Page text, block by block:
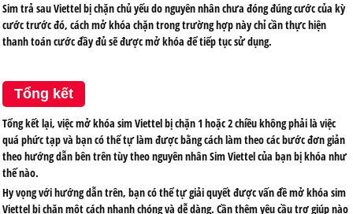
Sim trả sau Viettel bị chặn chủ yếu do nguyên nhân chưa đóng đúng cước của kỳ
cước trước đó, cách mở khóa chặn trong trường hợp này chỉ cần thực hiện
thanh toán cước đầy đủ sẽ được mở khóa để tiếp tục sử dụng.
Tổng kết
Tổng kết lại, việc mở khóa sim Viettel bị chặn 1 hoặc 2 chiều không phải là việc
quá phức tạp và bạn có thể tự làm được bằng cách làm theo các bước đơn giản
theo hướng dẫn bên trên tùy theo nguyên nhân Sim Viettel của bạn bị khóa như
thế nào.
Hy vọng với hướng dẫn trên, bạn có thể tự giải quyết được vấn đề mở khóa sim
Viettel bị chặn một cách nhanh chóng và dễ dàng. Cần thêm yêu cầu trợ giúp nào